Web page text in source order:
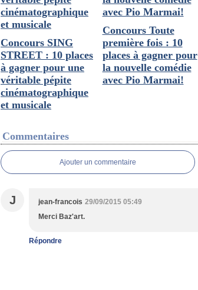
Concours SING
STREET : 10 places
à gagner pour une
véritable pépite
cinématographique
et musicale
Concours Toute
première fois : 10
places à gagner pour
la nouvelle comédie
avec Pio Marmai!
Commentaires
Ajouter un commentaire
J jean-francois 29/09/2015 05:49
Merci Baz'art.
Répondre